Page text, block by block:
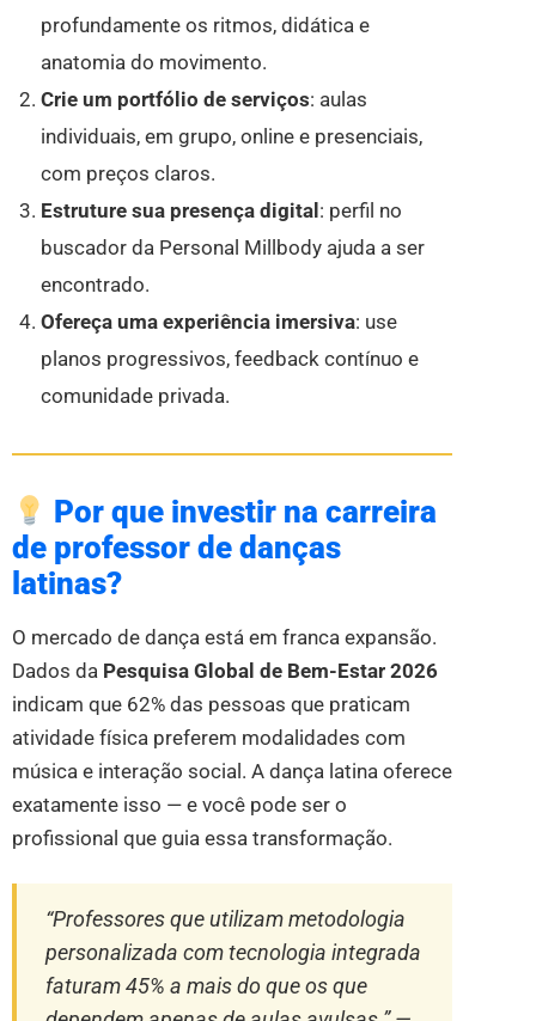
profundamente os ritmos, didática e
anatomia do movimento.
Crie um portfólio de serviços: aulas
individuais, em grupo, online e presenciais,
com preços claros.
Estruture sua presença digital : perfil no
buscador da Personal Millbody ajuda a ser
encontrado.
Ofereça uma experiência imersiva: use
planos progressivos, feedback contínuo e
comunidade privada.
Por que investir na carreira
de professor de danças
latinas?
O mercado de dança está em franca expansão.
Dados da Pesquisa Global de Bem-Estar 2026
indicam que 62% das pessoas que praticam
atividade física preferem modalidades com
música e interação social. A dança latina oferece
exatamente isso — e você pode ser o
profissional que guia essa transformação.
“Professores que utilizam metodologia
personalizada com tecnologia integrada
faturam 45% a mais do que os que